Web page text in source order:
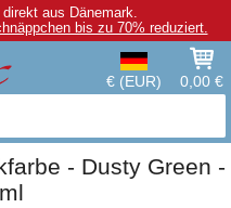
aus Dänemark.
bis zu 70% reduziert.
€ (EUR) 0,00 €
- Dusty Green -